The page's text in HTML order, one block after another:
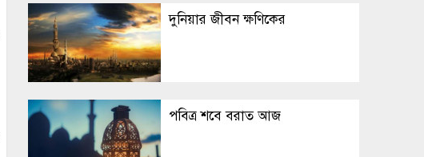
দুনিয়ার জীবন ক্ষণিকের
পবিত্র শবে বরাত আজ